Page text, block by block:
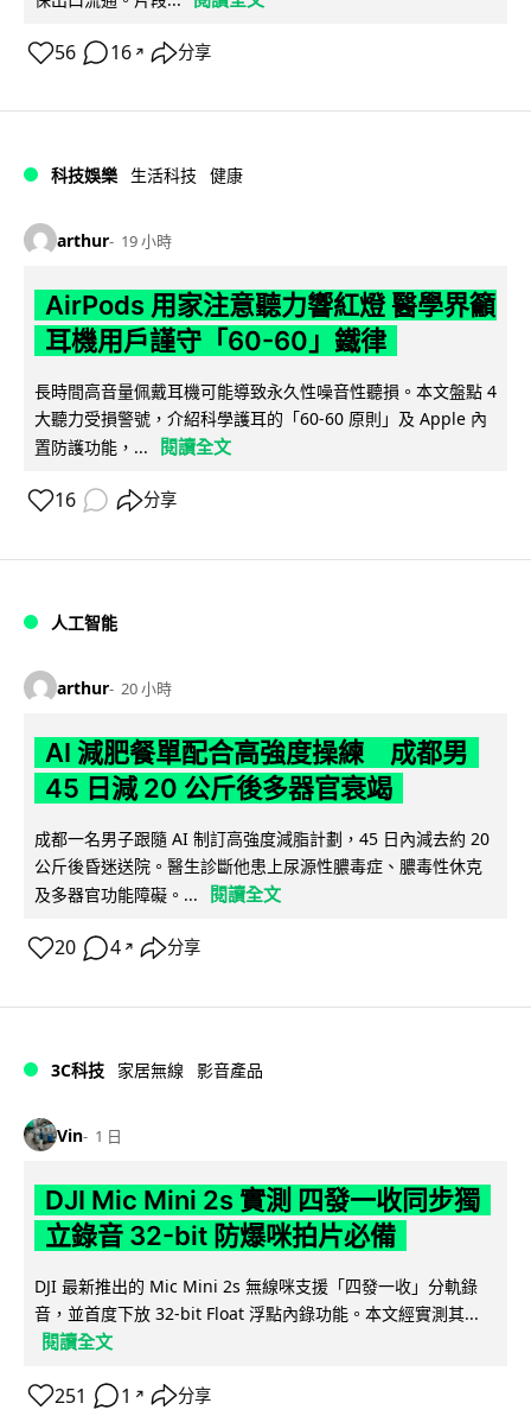
56 16 ↗ 分享
科技娛樂 生活科技 健康
arthur 19 小時
AirPods 用家注意聽力響紅燈 醫學界籲
耳機用戶謹守「60-60」鐵律
長時間高音量佩戴耳機可能導致永久性噪音性聽損。本文盤點 4
大聽力受損警號，介紹科學護耳的「60-60 原則」及 Apple 內
置防護功能，...
閱讀全文
16 分享
人工智能
arthur 20 小時
AI 減肥餐單配合高強度操練 成都男
45 日減 20 公斤後多器官衰竭
成都一名男子跟隨 AI 制訂高強度減脂計劃，45 日內減去約 20
公斤後昏迷送院。醫生診斷他患上尿源性膿毒症、膿毒性休克
及多器官功能障礙。...
閱讀全文
20 4 ↗ 分享
3C科技 家居無線 影音產品
Vin 1 日
DJI Mic Mini 2s 實測 四發一收同步獨
立錄音 32-bit 防爆咪拍片必備
DJI 最新推出的 Mic Mini 2s 無線咪支援「四發一收」分軌錄
音，並首度下放 32-bit Float 浮點內錄功能。本文經實測其...
閱讀全文
251 1 ↗ 分享